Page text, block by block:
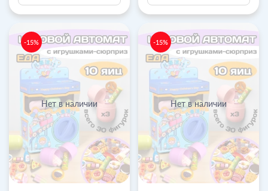
Нет в наличии
-15%
Нет в наличии
-15%